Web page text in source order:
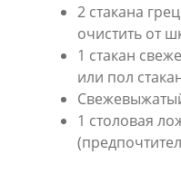
2 стакана
очистить от
1 стакан
или пол
1 столовая